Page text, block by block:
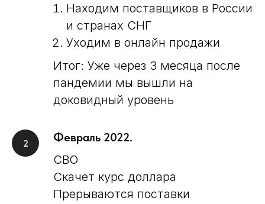
Находим поставщиков в России
и странах СНГ
Уходим в онлайн продажи
Итог: Уже через 3 месяца после
пандемии мы вышли на
доковидный уровень
Февраль 2022.
СВО
Скачет курс доллара
Прерываются поставки